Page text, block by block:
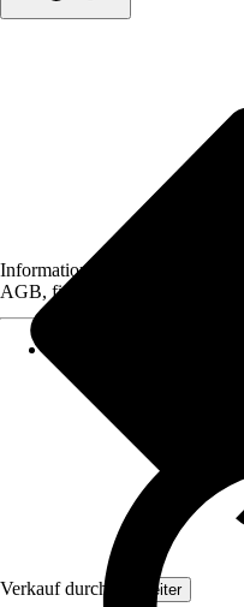
Verkauf durch: Topleiter
Informationen des Verkäufers,
AGB, finden Sie bei Klick auf